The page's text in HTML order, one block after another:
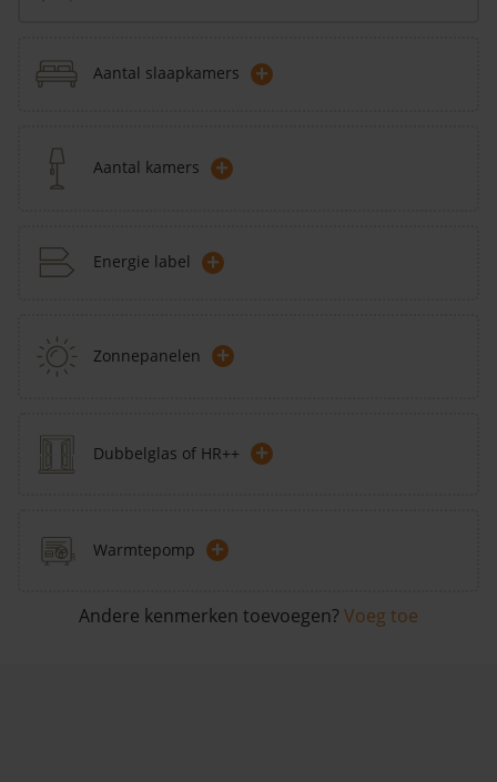
Aantal slaapkamers +
Aantal kamers +
Energie label +
Zonnepanelen +
Dubbelglas of HR++ +
Warmtepomp +
Andere kenmerken toevoegen? Voeg toe